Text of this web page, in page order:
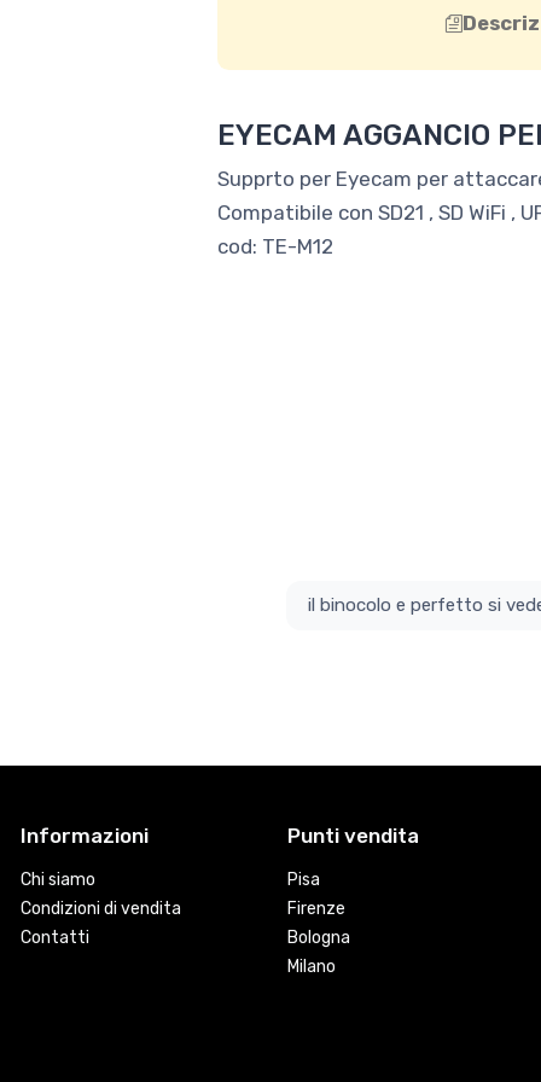
EYECAM AGGANCIO
Supprto per Eyecam per
Compatibile con SD21 , SD WiFi ,
cod: TE-M12
il
Informazioni
Chi siamo
Condizioni di vendita
Contatti
Punti vendita
Pisa
Firenze
Bologna
Milano